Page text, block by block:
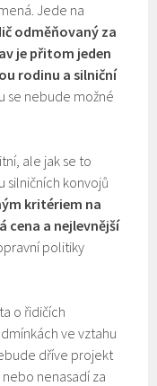
Jede na
odměňovaný za
je přitom jeden
rodinu a silniční
se nebude možné
ale jak se to
silničních konvojů
kritériem na
cena a nejlevnější
politiky
o řidičích
ve vztahu
dříve projekt
nenasadí za